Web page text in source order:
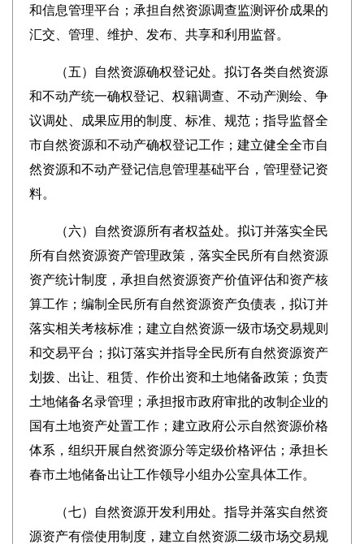
和信息管理平台；承担自然资源调查监测评价成果的
汇交、管理、维护、发布、共享和利用监督。
（五）自然资源确权登记处。拟订各类自然资源
和不动产统一确权登记、权籍调查、不动产测绘、争
议调处、成果应用的制度、标准、规范；指导监督全
市自然资源和不动产确权登记工作；建立健全全市自
然资源和不动产登记信息管理基础平台，管理登记资
料。
（六）自然资源所有者权益处。拟订并落实全民
所有自然资源资产管理政策，落实全民所有自然资源
资产统计制度，承担自然资源资产价值评估和资产核
算工作；编制全民所有自然资源资产负债表，拟订并
落实相关考核标准；建立自然资源一级市场交易规则
和交易平台；拟订落实并指导全民所有自然资源资产
划拨、出让、租赁、作价出资和土地储备政策；负责
土地储备名录管理；承担报市政府审批的改制企业的
国有土地资产处置工作；建立政府公示自然资源价格
体系，组织开展自然资源分等定级价格评估；承担长
春市土地储备出让工作领导小组办公室具体工作。
（七）自然资源开发利用处。指导并落实自然资
源资产有偿使用制度，建立自然资源二级市场交易规